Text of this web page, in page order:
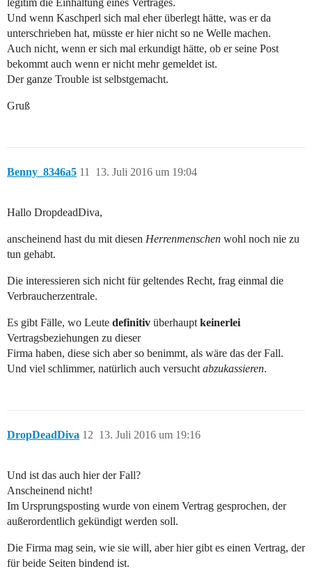
Und wenn Kaschperl sich mal eher überlegt hätte, was er da
unterschrieben hat, müsste er hier nicht so ne Welle machen.
Auch nicht, wenn er sich mal erkundigt hätte, ob er seine Post
bekommt auch wenn er nicht mehr gemeldet ist.
Der ganze Trouble ist selbstgemacht.
Gruß
Benny_8346a5 13. Juli 2016 um 19:04
11
Hallo DropdeadDiva,
anscheinend hast du mit diesen Herrenmenschen wohl noch nie zu
tun gehabt.
Die interessieren sich nicht für geltendes Recht, frag einmal die
Verbraucherzentrale.
Es gibt Fälle, wo Leute definitiv überhaupt keinerlei
Vertragsbeziehungen zu dieser
Firma haben, diese sich aber so benimmt, als wäre das der Fall.
Und viel schlimmer, natürlich auch versucht abzukassieren.
DropDeadDiva 13. Juli 2016 um 19:16
12
Und ist das auch hier der Fall?
Anscheinend nicht!
Im Ursprungsposting wurde von einem Vertrag gesprochen, der
außerordentlich gekündigt werden soll.
Die Firma mag sein, wie sie will, aber hier gibt es einen Vertrag, der
für beide Seiten bindend ist.